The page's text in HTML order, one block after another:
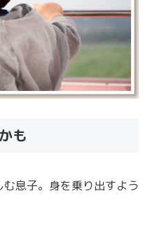
も
息子。身を乗り出すよう